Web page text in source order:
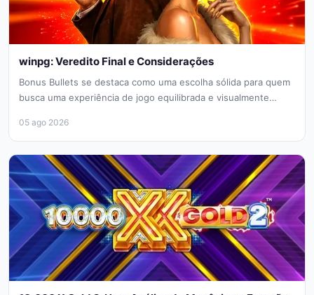
winpg: Veredito Final e Considerações
Bonus Bullets se destaca como uma escolha sólida para quem
busca uma experiência de jogo equilibrada e visualmente
05 ago 2026